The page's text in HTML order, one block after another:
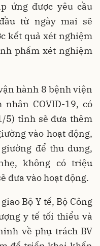
ứng được yêu cầu
từ ngày mai sẽ
kết quả xét nghiệm
phẩm xét nghiệm
hành 8 bệnh viện
COVID-19, có
5) tỉnh sẽ đưa thêm
vào hoạt động,
để thu dung,
không có triệu
đưa vào hoạt động.
Bộ Y tế, Bộ Công
y tế tối thiểu và
về phụ trách BV